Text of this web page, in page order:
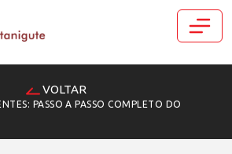
VOLTAR
PASSO A PASSO COMPLETO DO